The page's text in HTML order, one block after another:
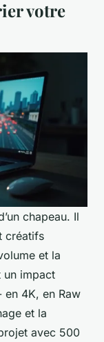
votre
chapeau. Il
créatifs
et la
un impact
4K, en Raw
et la
avec 500